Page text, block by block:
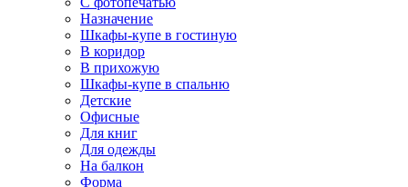
Назначение
Шкафы-купе в гостиную
В коридор
В прихожую
Шкафы-купе в спальню
Детские
Офисные
Для книг
Для одежды
На балкон
Форма